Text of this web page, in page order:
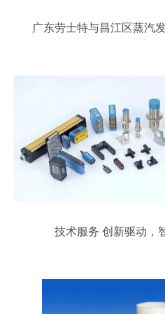
广东劳士特与昌江区蒸汽
技术服务 创新驱动，